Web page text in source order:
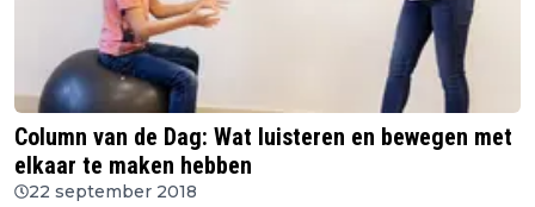
Column van de Dag: Wat luisteren en bewegen met
elkaar te maken hebben
22 september 2018